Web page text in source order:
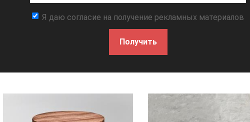
Я даю согласие на получение рекламных материалов
Получить